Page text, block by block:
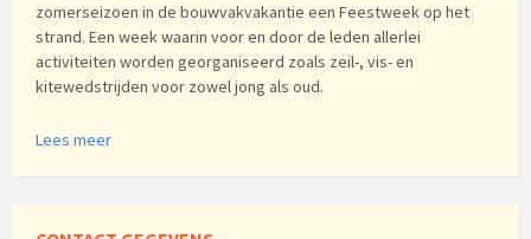
zomerseizoen in de bouwvakvakantie een Feestweek op het
strand. Een week waarin voor en door de leden allerlei
activiteiten worden georganiseerd zoals zeil-, vis- en
kitewedstrijden voor zowel jong als oud.
Lees meer